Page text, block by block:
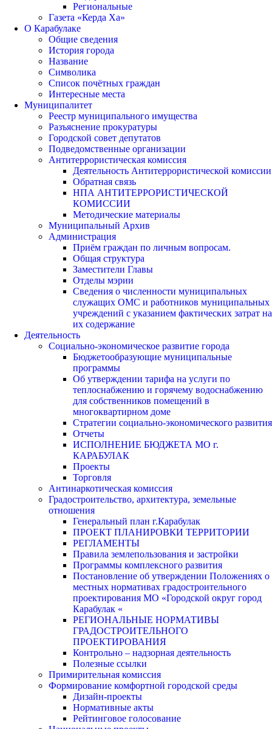
Региональные
Газета «Керда Ха»
О Карабулаке
Общие сведения
История города
Название
Символика
Список почётных граждан
Интересные места
Муниципалитет
Реестр муниципального имущества
Разъяснение прокуратуры
Городской совет депутатов
Подведомственные организации
Антитеррористическая комиссия
Деятельность Антитеррористической комиссии
Обратная связь
НПА АНТИТЕРРОРИСТИЧЕСКОЙ
КОМИССИИ
Методические материалы
Муниципальный Архив
Администрация
Приём граждан по личным вопросам.
Общая структура
Заместители Главы
Отделы мэрии
Сведения о численности муниципальных
служащих ОМС и работников муниципальных
учреждений с указанием фактических затрат на
их содержание
Деятельность
Социально-экономическое развитие города
Бюджетообразующие муниципальные
программы
Об утверждении тарифа на услуги по
теплоснабжению и горячему водоснабжению
для собственников помещений в
многоквартирном доме
Стратегии социально-экономического развития
Отчеты
ИСПОЛНЕНИЕ БЮДЖЕТА МО г.
КАРАБУЛАК
Проекты
Торговля
Антинаркотическая комиссия
Градостроительство, архитектура, земельные
отношения
Генеральный план г.Карабулак
ПРОЕКТ ПЛАНИРОВКИ ТЕРРИТОРИИ
РЕГЛАМЕНТЫ
Правила землепользования и застройки
Программы комплексного развития
Постановление об утверждении Положениях о
местных нормативах градостроительного
проектирования МО «Городской округ город
Карабулак «
РЕГИОНАЛЬНЫЕ НОРМАТИВЫ
ГРАДОСТРОИТЕЛЬНОГО
ПРОЕКТИРОВАНИЯ
Контрольно – надзорная деятельность
Полезные ссылки
Примирительная комиссия
Формирование комфортной городской среды
Дизайн-проекты
Нормативные акты
Рейтинговое голосование